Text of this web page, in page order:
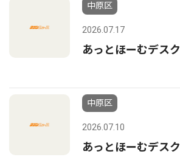
中原区
2026.07.17
あっとほーむデスク
中原区
2026.07.10
あっとほーむデスク